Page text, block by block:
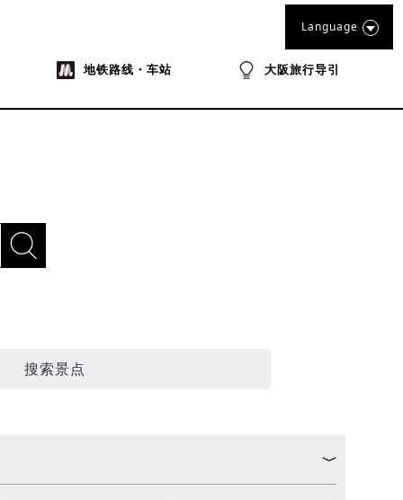
地铁路线・车站 大阪旅行导引
Language
搜索景点